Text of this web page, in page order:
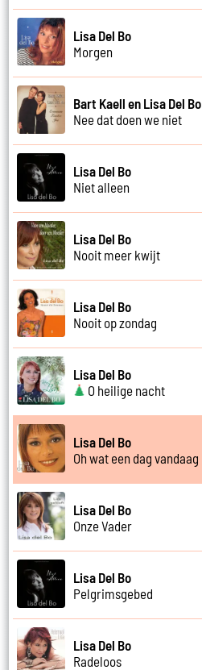
Lisa Del Bo
Morgen
Bart Kaell en Lisa Del Bo
Nee dat doen we niet
Lisa Del Bo
Niet alleen
Lisa Del Bo
Nooit meer kwijt
Lisa Del Bo
Nooit op zondag
Lisa Del Bo
O heilige nacht
Lisa Del Bo
Oh wat een dag vandaag
Lisa Del Bo
Onze Vader
Lisa Del Bo
Pelgrimsgebed
Lisa Del Bo
Radeloos